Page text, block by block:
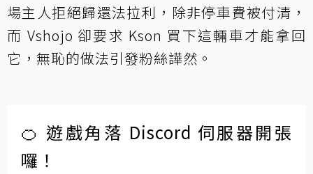
場主人拒絕歸還法拉利，除非停車費被付清，
而 Vshojo 卻要求 Kson 買下這輛車才能拿回
它，無恥的做法引發粉絲譁然。
🍊 遊戲角落 Discord 伺服器開張
囉！